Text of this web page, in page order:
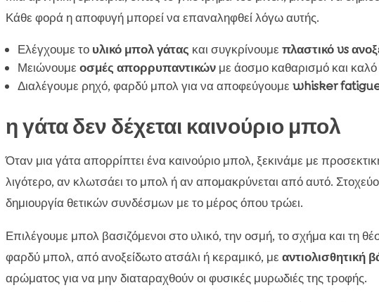
Κάθε φορά η αποφυγή μπορεί να επαναληφθεί λόγω αυτής.
Ελέγχουμε το υλικό μπολ γάτας και συγκρίνουμε πλαστικό vs
Μειώνουμε οσμές απορρυπαντικώνμε άοσμο καθαρισμό και
Διαλέγουμε ρηχό, φαρδύ μπολ για να αποφεύγουμε whisker
η γάτα δεν δέχεται καινούριο μπολ
Όταν μια γάτα απορρίπτει ένα καινούριο μπολ, ξεκινάμε με
λιγότερο, αν κλωτσάει το μπολ ή αν απομακρύνεται από αυτό.
δημιουργία θετικών συνδέσμων με το μέρος όπου τρώει.
Επιλέγουμε μπολ βασιζόμενοι στο υλικό, την οσμή, το σχήμα και τη
φαρδύ μπολ, από ανοξείδωτο ατσάλι ή κεραμικό, με αντιολισθητική
αρώματος για να μην διαταραχθούν οι φυσικές μυρωδιές της τροφής.